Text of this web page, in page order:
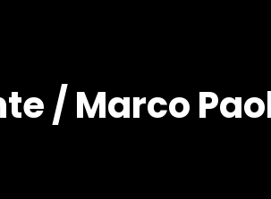
/ Marco